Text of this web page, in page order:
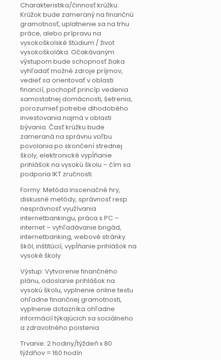
Charakteristika/činnosť krúžku:
Krúžok bude zameraný na finančnú
gramotnosť, uplatnenie sa na trhu
práce, alebo prípravu na
vysokoškolské štúdium / život
vysokoškoláka. Očakávaným
výstupom bude schopnosť žiaka
vyhľadať možné zdroje príjmov,
vedieť sa orientovať v oblasti
financií, pochopiť princíp vedenia
samostatnej domácnosti, šetrenia,
porozumieť potrebe dlhodobého
investovania najmä v oblasti
bývania. Časť krúžku bude
zameraná na správnu voľbu
povolania po skončení strednej
školy, elektronické vypĺňanie
prihlášok na vysokú školu – čím sa
podporia IKT zručnosti.
Formy: Metóda inscenačné hry,
diskusné metódy, správnosť resp.
nesprávnosť využívania
internetbankingu, práca s PC –
internet – vyhľadávanie brigád,
internetbanking, webové stránky
škôl, inštitúcií, vypĺňanie prihlášok na
vysoké školy
Výstup: Vytvorenie finančného
plánu, odoslanie prihlášok na
vysokú školu, vyplnenie online testu
ohľadne finančnej gramotnosti,
vyplnenie dotazníka ohľadne
informácií týkajúcich sa sociálneho
a zdravotného poistenia
Trvanie: 2 hodiny/týždeň x 80
týždňov = 160 hodín